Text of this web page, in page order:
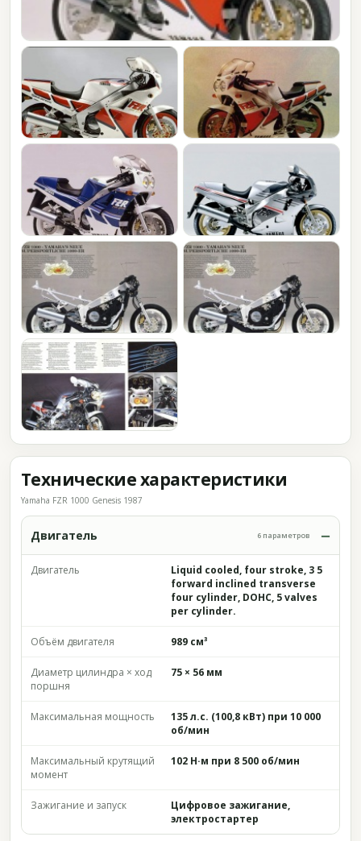
Технические характеристики
Yamaha FZR 1000 Genesis 1987
Двигатель 6 параметров
Двигатель
Liquid cooled, four stroke, 3 5
forward inclined transverse
four cylinder, DOHC, 5 valves
per cylinder.
Объём двигателя 989 см³
Диаметр цилиндра × ход
поршня
75 × 56 мм
Максимальная мощность
135 л.с. (100,8 кВт) при 10 000
об/мин
Максимальный крутящий
момент
102 Н·м при 8 500 об/мин
Зажигание и запуск
Цифровое зажигание,
электростартер